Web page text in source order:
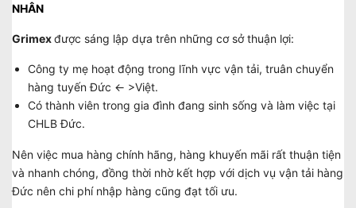
NHÂN
Grimexđược sáng lập dựa trên những cơ sở thuận lợi:
Công ty mẹ hoạt động trong lĩnh vực vận tải, truân chuyển
hàng tuyến Đức <- >Việt.
Có thành viên trong gia đình đang sinh sống và làm việc tại
CHLB Đức.
Nên việc mua hàng chính hãng, hàng khuyến mãi rất thuận tiện
và nhanh chóng, đồng thời nhờ kết hợp với dịch vụ vận tải hàng
Đức nên chi phí nhập hàng cũng đạt tối ưu.